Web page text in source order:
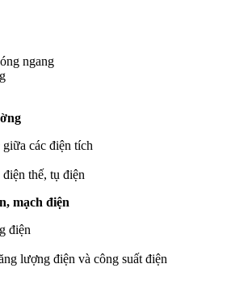
ngang
các điện tích
thế, tụ điện
mạch điện
điện
lượng điện và công suất điện